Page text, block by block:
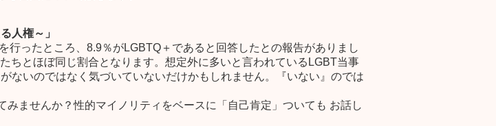
人権～」
行ったところ、8.9％がLGBTQ＋ であると回答したとの報告がありまし
ちとほぼ同じ割合となります。 想定外に多いと言われているLGBT当事
ないのではなく気づいていないだけかもしれません。『いない』のでは
み ませんか？性的マイノリティをベースに「自己肯定」ついても お話し